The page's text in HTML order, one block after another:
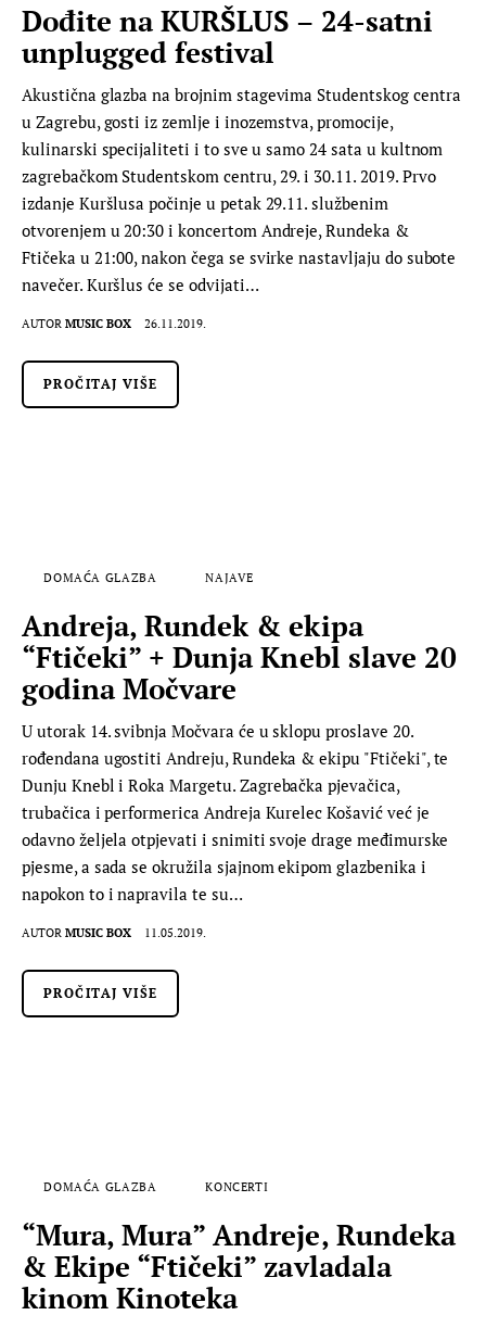
Dođite na KURŠLUS – 24-satni
unplugged festival
Akustična glazba na brojnim stagevima Studentskog centra
u Zagrebu, gosti iz zemlje i inozemstva, promocije,
kulinarski specijaliteti i to sve u samo 24 sata u kultnom
zagrebačkom Studentskom centru, 29. i 30.11. 2019. Prvo
izdanje Kuršlusa počinje u petak 29.11. službenim
otvorenjem u 20:30 i koncertom Andreje, Rundeka &
Ftičeka u 21:00, nakon čega se svirke nastavljaju do subote
navečer. Kuršlus će se odvijati…
AUTOR MUSIC BOX 26.11.2019.
PROČITAJ VIŠE
DOMAĆA GLAZBA NAJAVE
Andreja, Rundek & ekipa
“Ftičeki” + Dunja Knebl slave 20
godina Močvare
U utorak 14. svibnja Močvara će u sklopu proslave 20.
rođendana ugostiti Andreju, Rundeka & ekipu "Ftičeki", te
Dunju Knebl i Roka Margetu. Zagrebačka pjevačica,
trubačica i performerica Andreja Kurelec Košavić već je
odavno željela otpjevati i snimiti svoje drage međimurske
pjesme, a sada se okružila sjajnom ekipom glazbenika i
napokon to i napravila te su…
AUTOR MUSIC BOX 11.05.2019.
PROČITAJ VIŠE
DOMAĆA GLAZBA KONCERTI
“Mura, Mura” Andreje, Rundeka
& Ekipe “Ftičeki” zavladala
kinom Kinoteka